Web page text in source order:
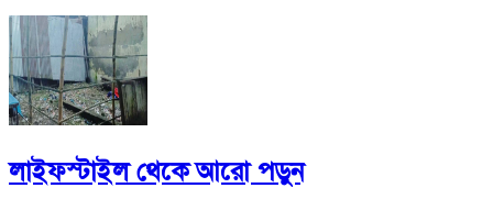
লাইফস্টাইলথেকে আরো পড়ুন